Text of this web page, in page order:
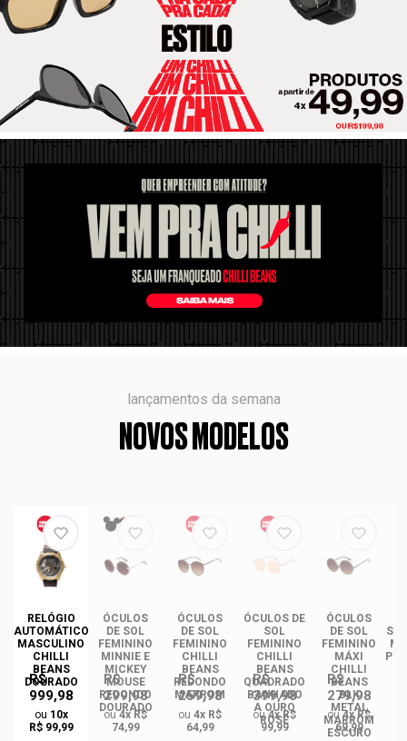
lançamentos da semana
NOVOS MODELOS
RELÓGIO
AUTOMÁTICO
MASCULINO
CHILLI
BEANS
DOURADO
R$
999,98
ou 10x
R$ 99,99
ÓCULOS
DE SOL
FEMININO
MINNIE E
MICKEY
MOUSE
REDONDO
DOURADO
R$
299,98
ou4x R$
74,99
ÓCULOS
DE SOL
FEMININO
CHILLI
BEANS
REDONDO
MARROM
R$
259,98
ou 4x R$
64,99
ÓCULOS DE
SOL
FEMININO
CHILLI
BEANS
QUADRADO
BANHADO
A OURO
ROSÉ
R$
399,98
ou4x R$
99,99
ÓCULOS
DE SOL
FEMININO
MÁXI
CHILLI
BEANS
BLK
METAL
MARROM
ESCURO
R$
279,98
ou4x R$
69,99